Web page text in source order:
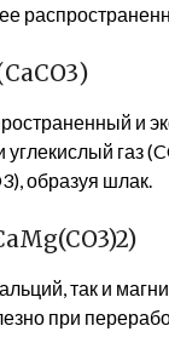
и
углекислый газ
образуя шлак.
так и
при